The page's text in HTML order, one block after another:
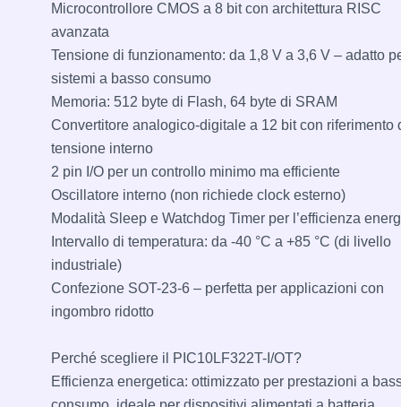
Microcontrollore CMOS a 8 bit con architettura RISC
avanzata
Tensione di funzionamento: da 1,8 V a 3,6 V – adatto
sistemi a basso consumo
Memoria: 512 byte di Flash, 64 byte di SRAM
Convertitore analogico-digitale a 12 bit con riferimento
tensione interno
2 pin I/O per un controllo minimo ma efficiente
Oscillatore interno (non richiede clock esterno)
Modalità Sleep e Watchdog Timer per l’efficienza
Intervallo di temperatura: da -40 °C a +85 °C (di livello
industriale)
Confezione SOT-23-6 – perfetta per applicazioni con
ingombro ridotto
Perché scegliere il PIC10LF322T-I/OT?
Efficienza energetica: ottimizzato per prestazioni a